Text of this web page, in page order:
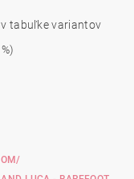
tabuľke variantov